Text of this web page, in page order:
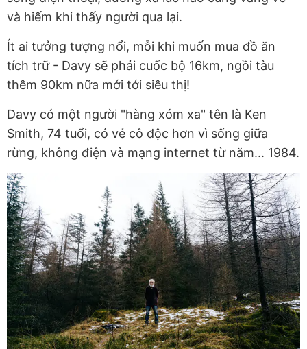
và hiếm khi thấy người qua lại.
Ít ai tưởng tượng nổi, mỗi khi muốn mua đồ ăn
tích trữ - Davy sẽ phải cuốc bộ 16km, ngồi tàu
thêm 90km nữa mới tới siêu thị!
Davy có một người "hàng xóm xa" tên là Ken
Smith, 74 tuổi, có vẻ cô độc hơn vì sống giữa
rừng, không điện và mạng internet từ năm... 1984.